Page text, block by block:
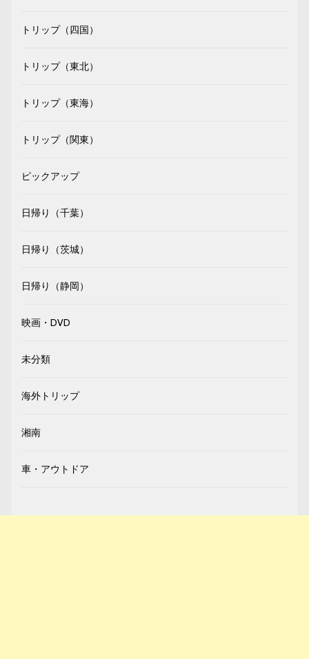
トリップ（四国）
トリップ（東北）
トリップ（東海）
トリップ（関東）
ピックアップ
日帰り（千葉）
日帰り（茨城）
日帰り（静岡）
映画・DVD
未分類
海外トリップ
湘南
車・アウトドア